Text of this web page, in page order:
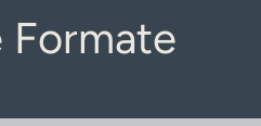
Formate